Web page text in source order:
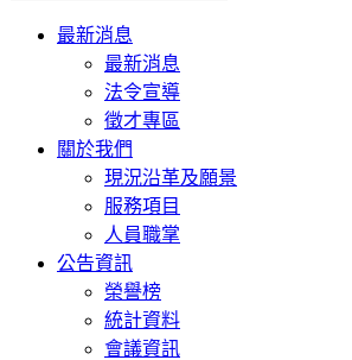
Toggle
navigation
最新消息
最新消息
法令宣導
徵才專區
關於我們
現況沿革及願景
服務項目
人員職掌
公告資訊
榮譽榜
統計資料
會議資訊